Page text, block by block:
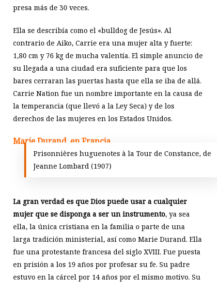
presa más de 30 veces.
Ella se describía como el «bulldog de Jesús». Al
contrario de Aiko, Carrie era una mujer alta y fuerte:
1,80 cm y 76 kg de mucha valentía. El simple anuncio de
su llegada a una ciudad era suficiente para que los
bares cerraran las puertas hasta que ella se iba de allá.
Carrie Nation fue un nombre importante en la causa de
la temperancia (que llevó a la Ley Seca) y de los
derechos de las mujeres en los Estados Unidos.
Marie Durand, en Francia
Prisonnières huguenotes à la Tour de Constance, de
Jeanne Lombard (1907)
La gran verdad es que Dios puede usar a cualquier
mujer que se disponga a ser un instrumento, ya sea
ella, la única cristiana en la familia o parte de una
larga tradición ministerial, así como Marie Durand. Ella
fue una protestante francesa del siglo XVIII. Fue puesta
en prisión a los 19 años por profesar su fe. Su padre
estuvo en la cárcel por 14 años por el mismo motivo. Su